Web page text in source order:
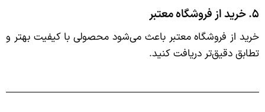
۵. خرید از فروشگاه معتبر
خرید از فروشگاه معتبر باعث می‌شود محصولی با کیفیت بهتر و
تطابق دقیق‌تر دریافت کنید.